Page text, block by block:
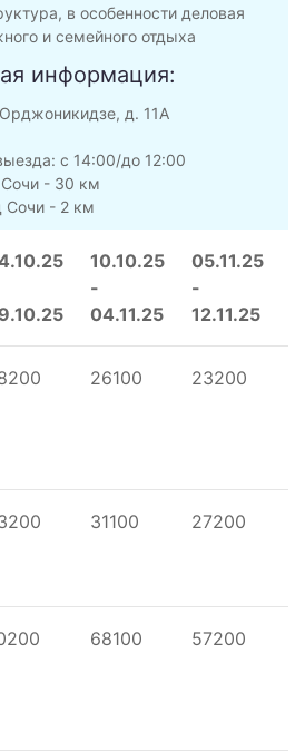
в особенности деловая
и семейного отдыха
информация:
д. 11А
с 14:00/до 12:00
Сочи - 30 км
Сочи - 2 км
10.10.25
-
04.11.25
05.11.25
-
12.11.25
26100 23200
31100 27200
68100 57200